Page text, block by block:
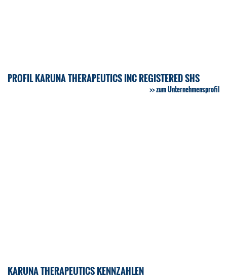
PROFIL KARUNA THERAPEUTICS INC REGISTERED SHS
zum Unternehmensprofil
KARUNA THERAPEUTICS KENNZAHLEN